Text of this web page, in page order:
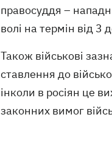
правосуддя –
волі на термін від 3
Також військові
ставлення до
інколи в росіян це
законних вимог